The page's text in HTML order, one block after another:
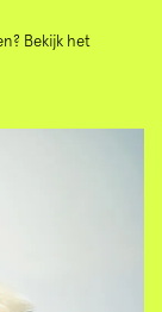
Bekijk het